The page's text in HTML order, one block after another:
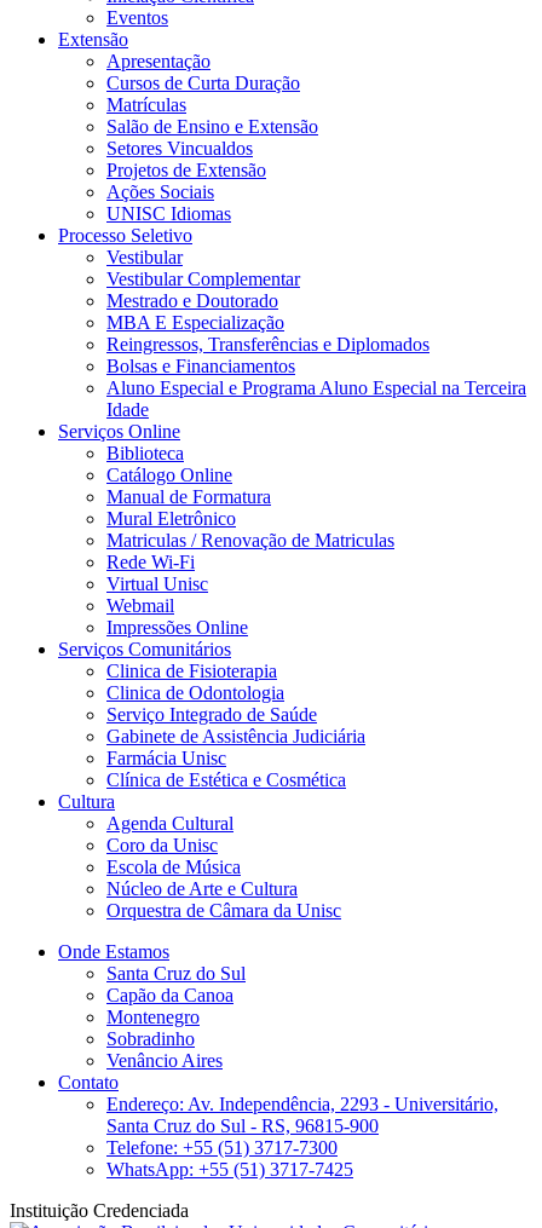
Eventos
Extensão
Apresentação
Cursos de Curta Duração
Matrículas
Salão de Ensino e Extensão
Setores Vincualdos
Projetos de Extensão
Ações Sociais
UNISC Idiomas
Processo Seletivo
Vestibular
Vestibular Complementar
Mestrado e Doutorado
MBA E Especialização
Reingressos, Transferências e Diplomados
Bolsas e Financiamentos
Aluno Especial e Programa Aluno Especial na Terceira
Idade
Serviços Online
Biblioteca
Catálogo Online
Manual de Formatura
Mural Eletrônico
Matriculas / Renovação de Matriculas
Rede Wi-Fi
Virtual Unisc
Webmail
Impressões Online
Serviços Comunitários
Clinica de Fisioterapia
Clinica de Odontologia
Serviço Integrado de Saúde
Gabinete de Assistência Judiciária
Farmácia Unisc
Clínica de Estética e Cosmética
Cultura
Agenda Cultural
Coro da Unisc
Escola de Música
Núcleo de Arte e Cultura
Orquestra de Câmara da Unisc
Onde Estamos
Santa Cruz do Sul
Capão da Canoa
Montenegro
Sobradinho
Venâncio Aires
Contato
Endereço: Av. Independência, 2293 - Universitário,
Santa Cruz do Sul - RS, 96815-900
Telefone: +55 (51) 3717-7300
WhatsApp: +55 (51) 3717-7425
Instituição Credenciada